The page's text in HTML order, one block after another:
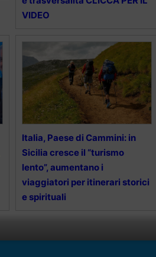
VIDEO
Italia, Paese di Cammini: in
Sicilia cresce il “turismo
lento”, aumentano i
viaggiatori per itinerari storici
e spirituali